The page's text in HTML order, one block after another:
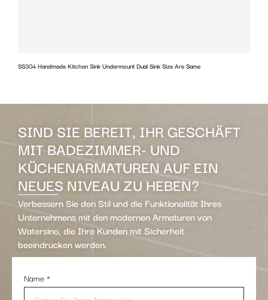
SS304 Handmade Kitchen Sink Undermount Dual Sink Size Are Same
SIND SIE BEREIT, IHR GESCHÄFT
MIT BADEZIMMER- UND
KÜCHENARMATUREN AUF EIN
NEUES NIVEAU ZU HEBEN?
Verbessern Sie den Stil und die Funktionalität Ihres
Unternehmens mit den modernen Armaturen von
Watersino, die Ihre Kunden mit Sicherheit
beeindrucken werden.
Name*